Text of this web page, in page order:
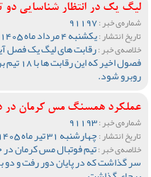
لیگ یک در انتظار شناسایی دو
شماره‌ی خبر :91197
تاریخ انتشار :یکشنبه 4 مرداد ماه 1405 ساعت 10:37
خلاصه‌ی خبر :
فصول
روبرو شود.
عملکرد همسنگ مس کرمان
شماره‌ی خبر :91193
تاریخ انتشار :چهارشنبه 31 تیر ماه 1405 ساعت 09:47
خلاصه‌ی خبر :تیم فوتبال مس کرمان
سر گذاشت که در پایان دور رفت و